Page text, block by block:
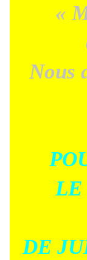
«
Nous
LE
DE